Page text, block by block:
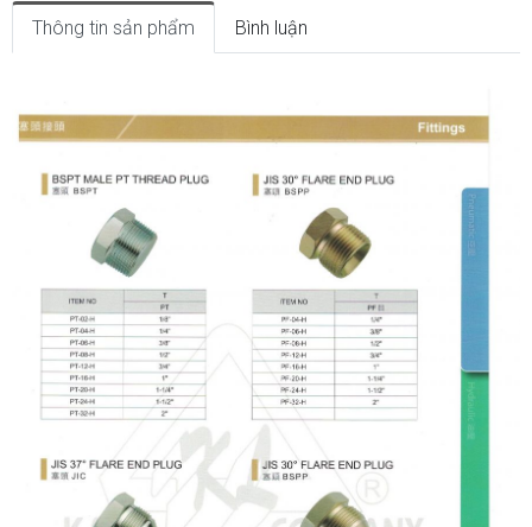
Thông tin sản phẩm Bình luận